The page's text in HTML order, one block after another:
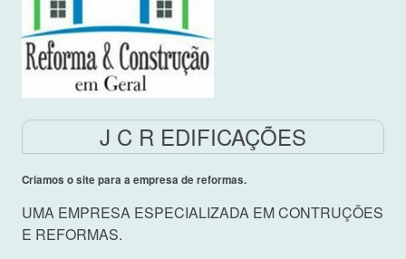
J C R EDIFICAÇÕES
Criamos o site para a empresa de reformas.
UMA EMPRESA ESPECIALIZADA EM CONTRUÇÕES
E REFORMAS.